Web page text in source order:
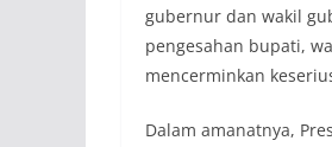
gubernur dan wakil
pengesahan bupati,
mencerminkan
Dalam amanatnya,